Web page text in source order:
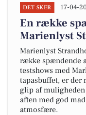
DET SKER 17-04-
En række
Marienlyst
Marienlyst
række spændende
testshows med
tapasbuffet, er der
glip af
aften med god
atmosfære.